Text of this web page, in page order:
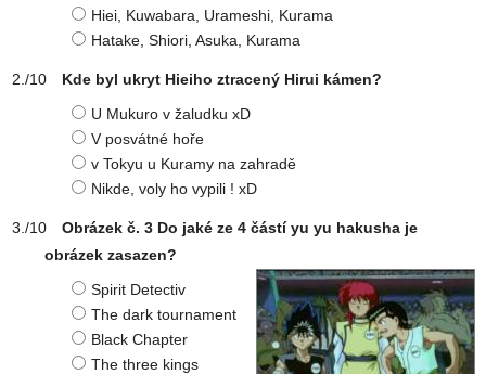
Hiei, Kuwabara, Urameshi, Kurama
Hatake, Shiori, Asuka, Kurama
Kde byl ukryt Hieiho ztracený Hirui kámen?
U Mukuro v žaludku xD
V posvátné hoře
v Tokyu u Kuramy na zahradě
Nikde, voly ho vypili ! xD
Obrázek č. 3 Do jaké ze 4 částí yu yu hakusha je
obrázek zasazen?
Spirit Detectiv
The dark tournament
Black Chapter
The three kings